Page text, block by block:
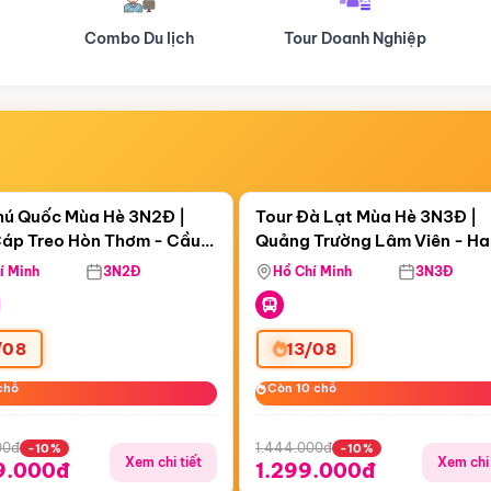
Tour Doanh Nghiệp Du lịch Hành Hương
15:35:12
Treo Hòn Thơm
Quốc Mùa Hè 3N2Đ |
Treo Hòn Thơm - Cầu
Viên Nước Aquatopia
Minh 3N2Đ
-10%
Xem chi tiết
Còn05 ngày 15:35:12
Tour Đà Lạt Mùa Hè 3N3Đ |
Quảng Trường Lâm Viên -
Hill - Puppy Farm
Hồ Chí Minh 3N3Đ
13/08
Còn 10 chỗ
Còn 10 chỗ
1.444.000đ -10%
1.299.000đ Xem